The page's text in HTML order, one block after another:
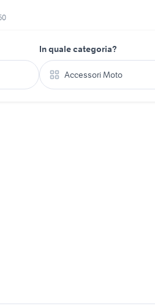
In quale categoria?
Accessori Moto